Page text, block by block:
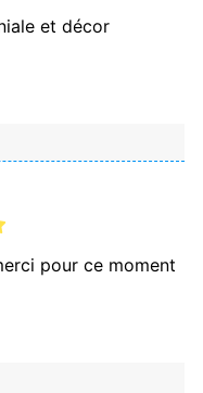
et décor
pour ce moment